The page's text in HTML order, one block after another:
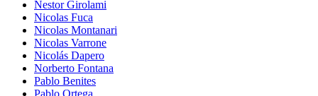
Nestor Girolami
Nicolas Fuca
Nicolas Montanari
Nicolas Varrone
Nicolás Dapero
Norberto Fontana
Pablo Benites
Pablo Ortega